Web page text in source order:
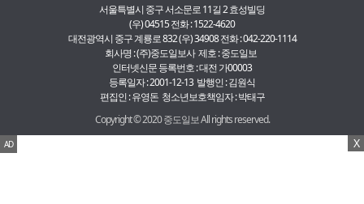
서울특별시 중구 서소문로 11길 2 효성빌딩
(우) 04515 전화 : 1522-4620
대전광역시 중구 계룡로 832 (우) 34908 전화 : 042-220-1114
회사명 : (주)중도일보사 제호 : 중도일보
인터넷신문 등록번호 : 대전 가00003
등록일자 : 2001-12-13 발행인 : 김원식
편집인 : 유영돈 청소년보호책임자 : 박태구
Copyright © 2020 중도일보 All rights reserved.
AD X